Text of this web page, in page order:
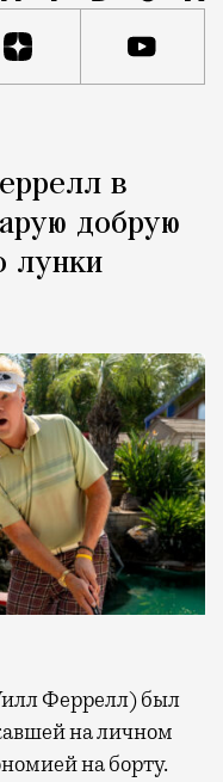
в
добрую
лунки
на личном
на борту.